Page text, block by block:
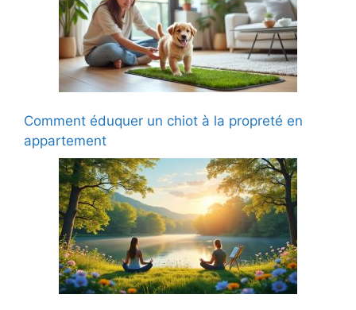
Comment éduquer un chiot à la propreté en
appartement